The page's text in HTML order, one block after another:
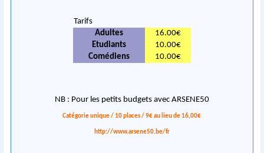
Tarifs
Adultes
16.00€
Etudiants
10.00€
Comédiens
10.00€
NB : Pour les petits budgets avec ARSENE50
Catégorie unique / 10 places / 9€ au lieu de 16,00€
http://www.arsene50.be/fr